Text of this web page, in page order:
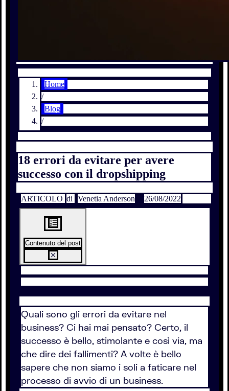
Home
/
Blog
/
18 errori da evitare per avere
successo con il dropshipping
ARTICOLO di Venetia Anderson 26/08/2022
Contenuto del post
Quali sono gli errori da evitare nel
business? Ci hai mai pensato? Certo, il
successo è bello, stimolante e così via, ma
che dire dei fallimenti? A volte è bello
sapere che non siamo i soli a faticare nel
processo di avvio di un business.